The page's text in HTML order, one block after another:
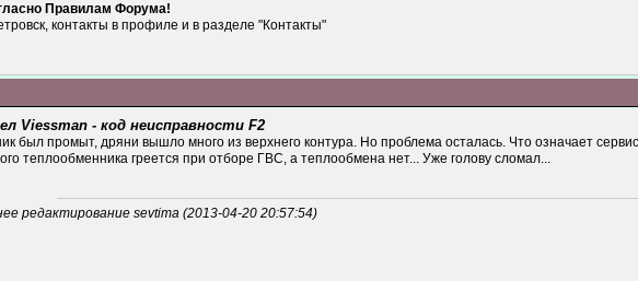
Правилам Форума!
контакты в профиле и в разделе "Контакты"
Viessman - код неисправности F2
был промыт, дряни вышло много из верхнего контура. Но проблема осталась. Что означает
теплообменника греется при отборе ГВС, а теплообмена нет... Уже голову сломал...
редактирование sevtima (2013-04-20 20:57:54)